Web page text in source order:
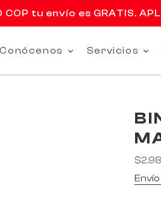
tu envío es GRATIS.
Conócenos Servicios